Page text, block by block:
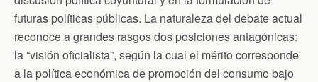
n
d
y
futuras políticas públicas. La naturaleza del debate actual
reconoce a grandes rasgos dos posiciones antagónicas:
la “visión oficialista”, según la cual el mérito corresponde
a la política económica de promoción del consumo bajo